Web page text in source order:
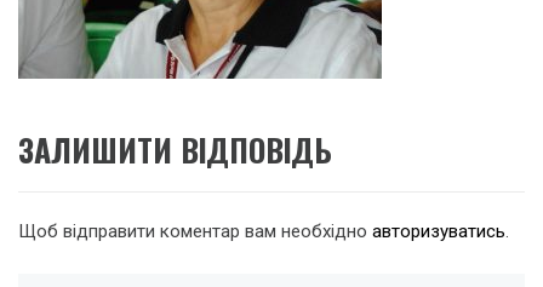
ЗАЛИШИТИ ВІДПОВІДЬ
Щоб відправити коментар вам необхідно авторизуватись.